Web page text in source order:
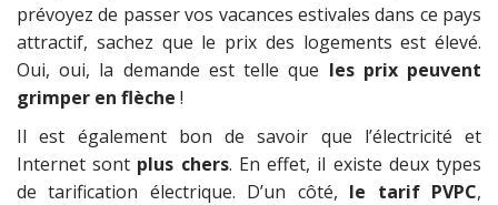
prévoyez de passer vos vacances estivales dans ce pays
attractif, sachez que le prix des logements est élevé.
Oui, oui, la demande est telle que les prix peuvent
grimper en flèche !
Il est également bon de savoir que l’électricité et
Internet sont plus chers. En effet, il existe deux types
de tarification électrique. D’un côté, le tarif PVPC,